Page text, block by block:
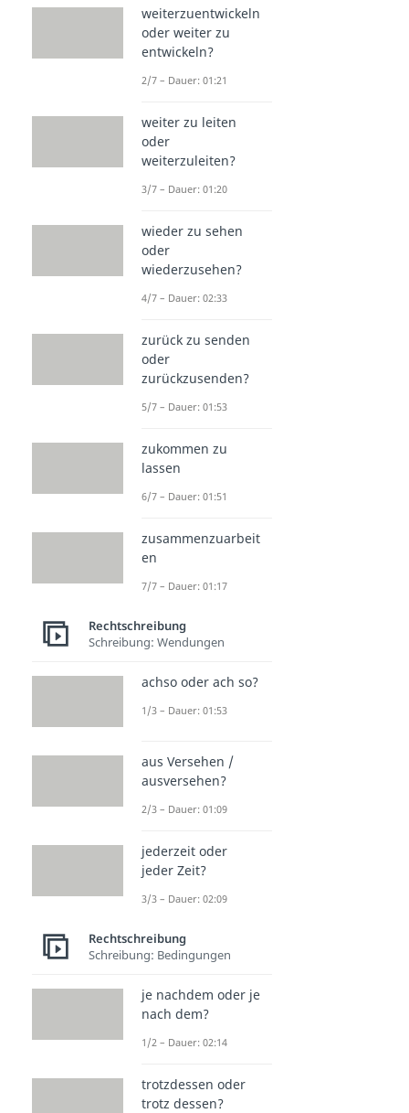
weiterzuentwickeln
oder weiter zu
entwickeln?
2/7 – Dauer: 01:21
weiter zu leiten
oder
weiterzuleiten?
3/7 – Dauer: 01:20
wieder zu sehen
oder
wiederzusehen?
4/7 – Dauer: 02:33
zurück zu senden
oder
zurückzusenden?
5/7 – Dauer: 01:53
zukommen zu
lassen
6/7 – Dauer: 01:51
zusammenzuarbeit
en
7/7 – Dauer: 01:17
Rechtschreibung
Schreibung: Wendungen
achso oder ach so?
1/3 – Dauer: 01:53
aus Versehen /
ausversehen?
2/3 – Dauer: 01:09
jederzeit oder
jeder Zeit?
3/3 – Dauer: 02:09
Rechtschreibung
Schreibung: Bedingungen
je nachdem oder je
nach dem?
1/2 – Dauer: 02:14
trotzdessen oder
trotz dessen?